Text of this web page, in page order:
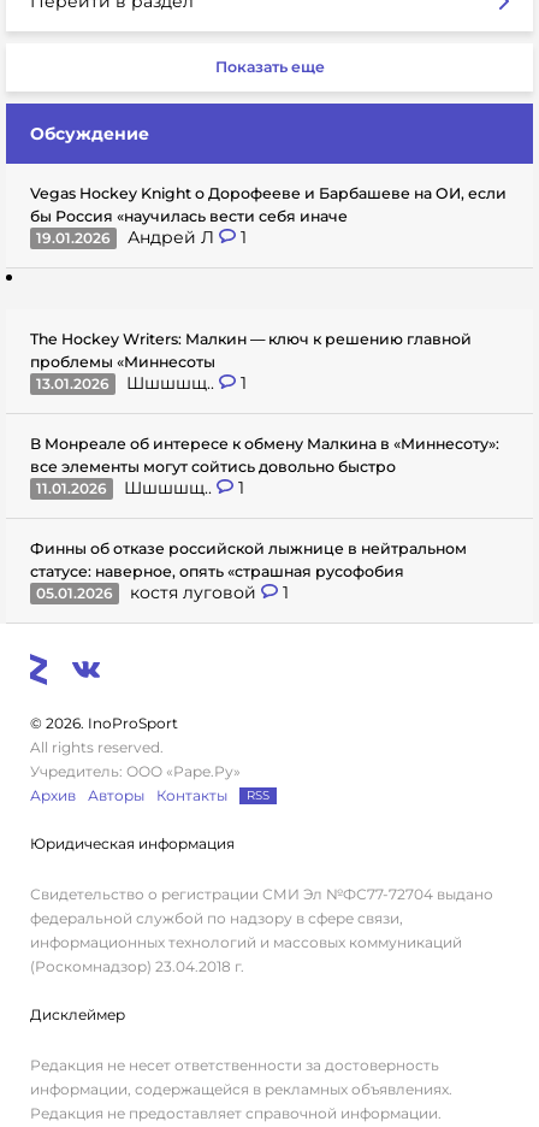
Показать еще
Обсуждение
Vegas Hockey Knight о Дорофееве и Барбашеве на ОИ, если
бы Россия «научилась вести себя иначе
19.01.2026
Андрей Л 1
The Hockey Writers: Малкин — ключ к решению главной
проблемы «Миннесоты
13.01.2026
Шшшшщ.. 1
В Монреале об интересе к обмену Малкина в «Миннесоту»:
все элементы могут сойтись довольно быстро
11.01.2026
Шшшшщ.. 1
Финны об отказе российской лыжнице в нейтральном
статусе: наверное, опять «страшная русофобия
05.01.2026
костя луговой 1
© 2026. InoProSport
All rights reserved.
Учредитель: ООО «Раре.Ру»
Архив
Авторы Контакты RSS
Юридическая информация
Свидетельство о регистрации СМИ Эл №ФС77-72704 выдано
федеральной службой по надзору в сфере связи,
информационных технологий и массовых коммуникаций
(Роскомнадзор) 23.04.2018 г.
Дисклеймер
Редакция не несет ответственности за достоверность
информации, содержащейся в рекламных объявлениях.
Редакция не предоставляет справочной информации.